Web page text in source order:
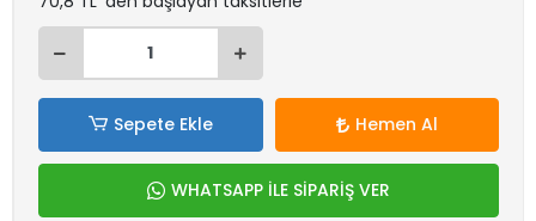
Sepete Ekle Hemen Al
WHATSAPP İLE SİPARİŞ VER